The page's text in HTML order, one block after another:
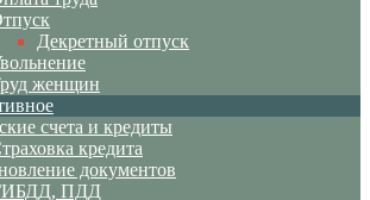
Декретный отпуск
женщин
счета и кредиты
кредита
документов
ПДД